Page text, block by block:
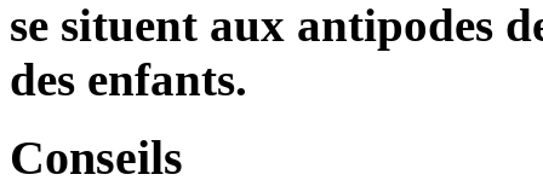
se situent aux antipodes
des enfants.
Conseils